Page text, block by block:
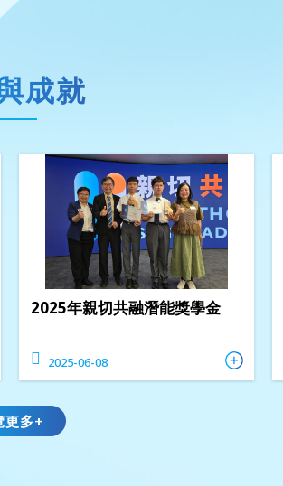
成就
2025年親切共融潛能獎學金
2025-06-08
更多+